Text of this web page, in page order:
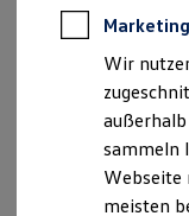
Elektroautos
ID.
Reichweite
Laden
+49 721
Marketing
Wir
sammeln
Webseite
meisten